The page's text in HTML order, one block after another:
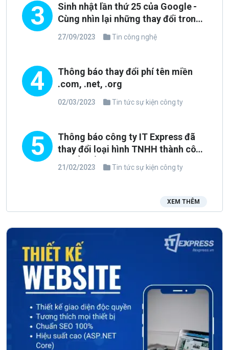
3
Sinh nhật lần thứ 25 của Google -
Cùng nhìn lại những thay đổi trong
phong cách thiết kế
27/09/2023 Tin công nghệ
4
Thông báo thay đổi phí tên miền
.com, .net, .org
02/03/2023 Tin tức sự kiện công ty
5
Thông báo công ty IT Express đã
thay đổi loại hình TNHH thành công
ty CỔ PHẦN
21/02/2023 Tin tức sự kiện công ty
XEM THÊM